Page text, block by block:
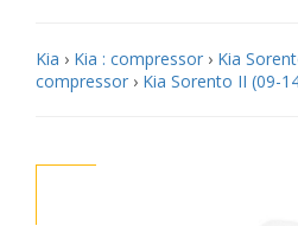
Kia › Kia : compressor › Kia
compressor › Kia Sorento II (09-